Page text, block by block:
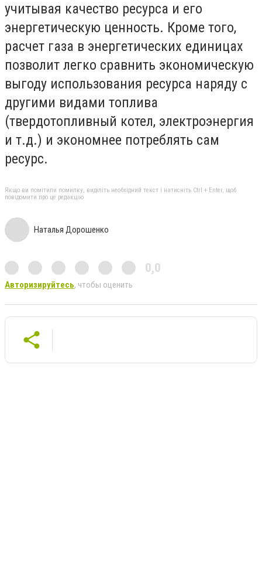
учитывая качество ресурса и его
энергетическую ценность. Кроме того,
расчет газа в энергетических единицах
позволит легко сравнить экономическую
выгоду использования ресурса наряду с
другими видами топлива
(твердотопливный котел, электроэнергия
и т.д.) и экономнее потреблять сам
ресурс.
Якщо ви помітили помилку, виділіть необхідний текст і натисніть Ctrl + Enter, щоб
повідомити про це редакцію
Наталья Дорошенко
0,0
Авторизируйтесь, чтобы оценить